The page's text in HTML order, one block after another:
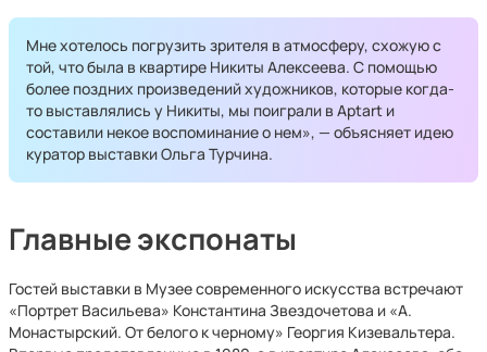
Мне хотелось погрузить зрителя в атмосферу, схожую с
той, что была в квартире Никиты Алексеева. С помощью
более поздних произведений художников, которые когда-
то выставлялись у Никиты, мы поиграли в Aptart и
составили некое воспоминание о нем», — объясняет идею
куратор выставки Ольга Турчина.
Главные экспонаты
Гостей выставки в Музее современного искусства встречают
«Портрет Васильева» Константина Звездочетова и «А.
Монастырский. От белого к черному» Георгия Кизевальтера.